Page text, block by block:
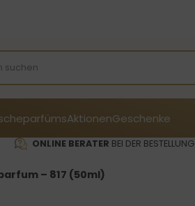
AktionenGeschenke
ONLINE BERATER BEI DER BESTELLUNG
– 817 (50ml)